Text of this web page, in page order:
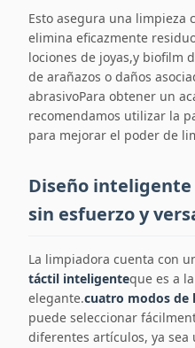
Esto asegura una limpieza
elimina eficazmente
lociones de joyas,y biofilm
de arañazos o daños
abrasivoPara obtener un
recomendamos utilizar la
para mejorar el poder de
Diseño
sin esfuerzo y
La limpiadora cuenta con
táctil inteligenteque es a
elegante.cuatro modos de
puede seleccionar
diferentes artículos, ya